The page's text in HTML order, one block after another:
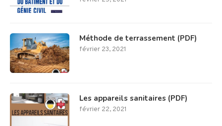
Méthode de terrassement (PDF)
février 23, 2021
Les appareils sanitaires (PDF)
février 22, 2021